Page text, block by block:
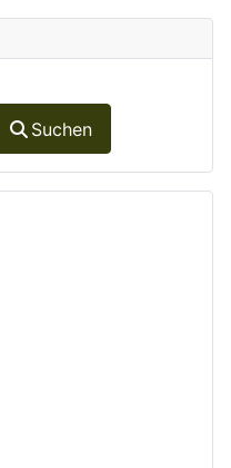
Suchen